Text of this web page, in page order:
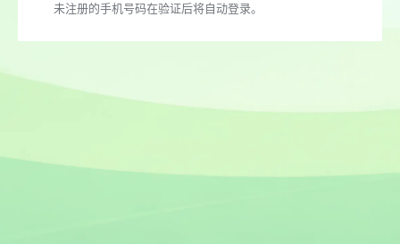
未注册的手机号码在验证后将自动登录。